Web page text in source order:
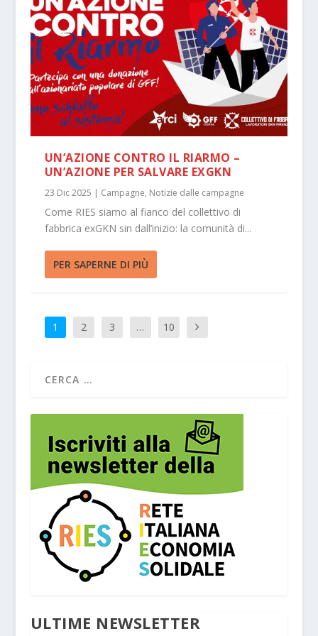
UN’AZIONE CONTRO IL RIARMO –
UN’AZIONE PER SALVARE EXGKN
23 Dic 2025 | Campagne, Notizie dalle campagne
Come RIES siamo al fianco del collettivo di
fabbrica exGKN sin dall’inizio: la comunità di...
PER SAPERNE DI PIÙ
1 2 3 … 10
ULTIME NEWSLETTER